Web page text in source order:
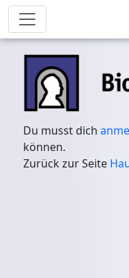
Du musst dich
können.
Zurück zur Seite